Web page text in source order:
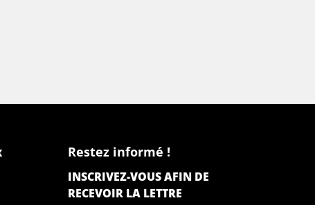
Restez informé !
INSCRIVEZ-VOUS AFIN DE
RECEVOIR LA LETTRE